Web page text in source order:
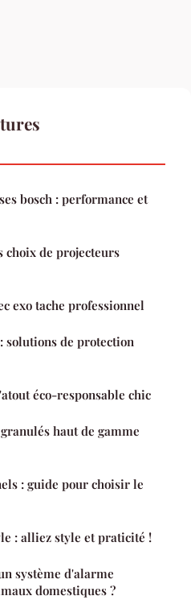
bosch : performance et
choix de projecteurs
exo tache professionnel
de protection
éco-responsable chic
haut de gamme
: guide pour choisir le
: alliez style et praticité !
système d'alarme
domestiques ?